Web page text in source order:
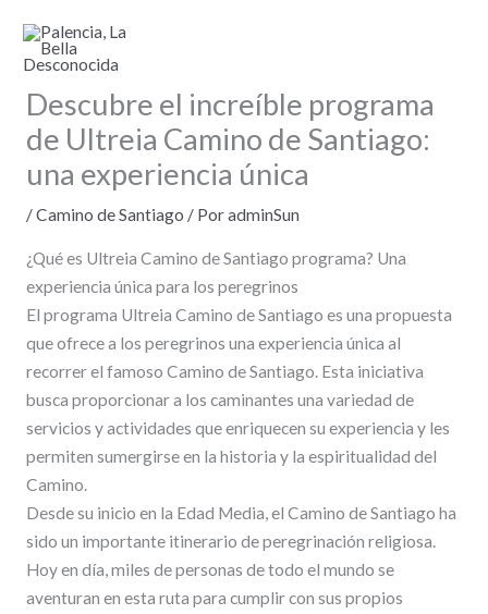
contenido
Descubre el increíble programa
de Ultreia Camino de Santiago:
una experiencia única
/Camino de Santiago / PoradminSun
¿Qué es Ultreia Camino de Santiago programa? Una
experiencia única para los peregrinos
El programa Ultreia Camino de Santiago es una propuesta
que ofrece a los peregrinos una experiencia única al
recorrer el famoso Camino de Santiago. Esta iniciativa
busca proporcionar a los caminantes una variedad de
servicios y actividades que enriquecen su experiencia y les
permiten sumergirse en la historia y la espiritualidad del
Camino.
Desde su inicio en la Edad Media, el Camino de Santiago ha
sido un importante itinerario de peregrinación religiosa.
Hoy en día, miles de personas de todo el mundo se
aventuran en esta ruta para cumplir con sus propios